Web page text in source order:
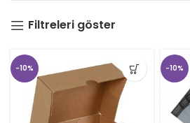
Filtreleri göster
-10% -10%